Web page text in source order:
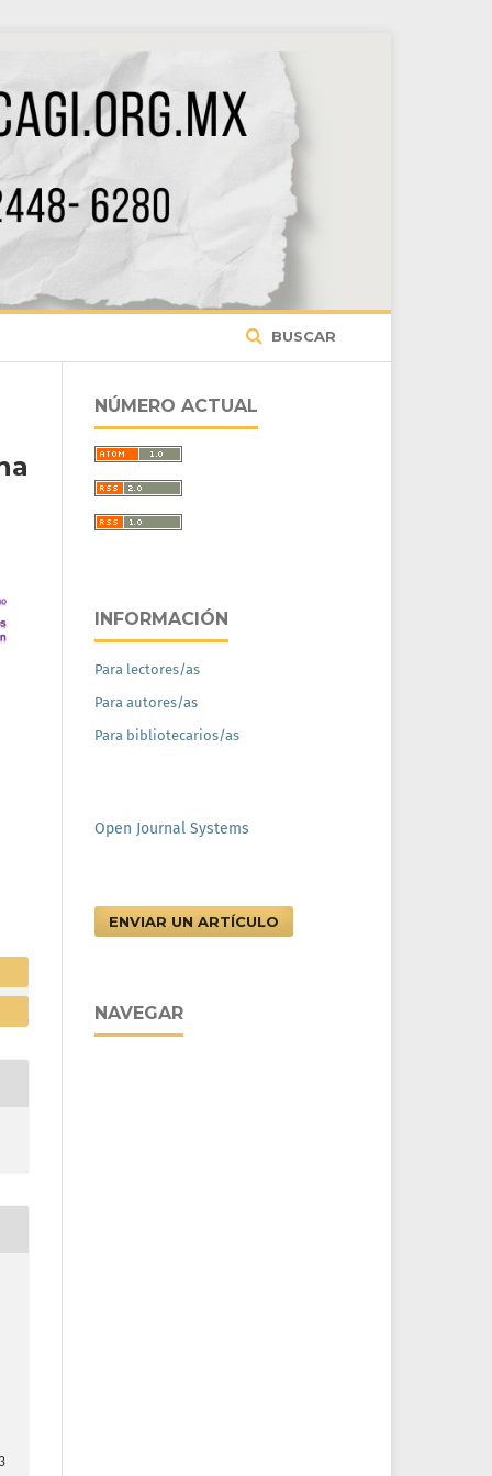
BUSCAR
NÚMERO ACTUAL
INFORMACIÓN
Para lectores/as
Para autores/as
Para bibliotecarios/as
Open Journal Systems
ENVIAR UN ARTÍCULO
NAVEGAR